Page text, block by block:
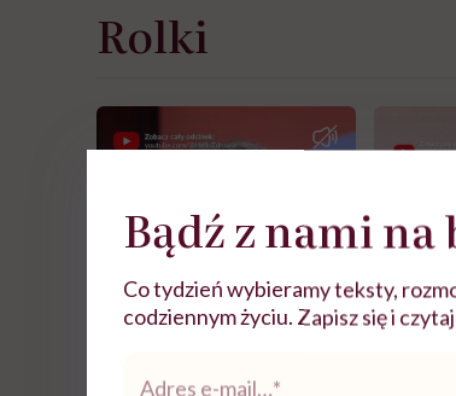
Rolki
Bądź z nami na
Co tydzień wybieramy teksty,
codziennym życiu. Zapisz się i